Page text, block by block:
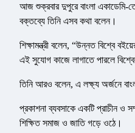
আজ শুক্রবার দুপুরে বাংলা একাডেমি-
বক্তব্যে তিনি এসব কথা বলেন।
শিক্ষামন্ত্রী বলেন, “উন্নত বিশ্বে
এই সুযোগ কাজে লাগাতে পারলে
তিনি আরও বলেন, এ লক্ষ্য অর্জনে
প্রকাশনা ব্যবসাকে একটি প্রাচীন ও
শিক্ষিত সমাজ ও জাতি গড়ে ওঠে।